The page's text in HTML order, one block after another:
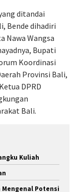
ditandai
Bende dihadiri
Nawa Wangsa
Bupati
Koordinasi
Provinsi Bali,
DPRD
Bali.
Kuliah
Potensi